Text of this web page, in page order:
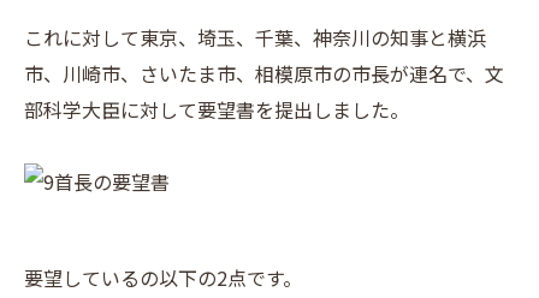
これに対して東京、埼玉、千葉、神奈川の知事と横浜
市、川崎市、さいたま市、相模原市の市長が連名で、文
部科学大臣に対して要望書を提出しました。
要望しているの以下の2点です。